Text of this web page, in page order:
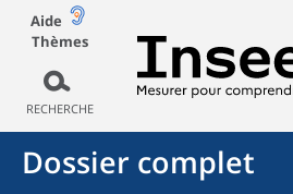
Aide
Thèmes
RECHERCHE
Dossier complet